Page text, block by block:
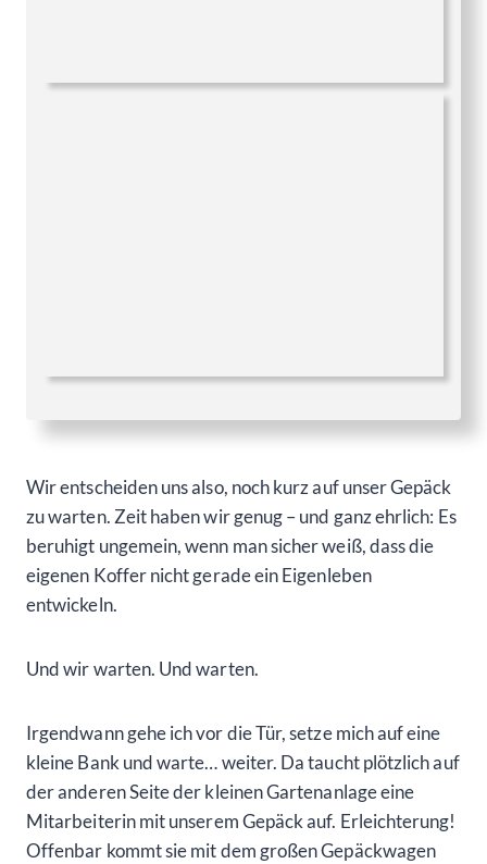
Wir entscheiden uns also, noch kurz auf unser Gepäck
zu warten. Zeit haben wir genug – und ganz ehrlich: Es
beruhigt ungemein, wenn man sicher weiß, dass die
eigenen Koffer nicht gerade ein Eigenleben
entwickeln.
Und wir warten. Und warten.
Irgendwann gehe ich vor die Tür, setze mich auf eine
kleine Bank und warte… weiter. Da taucht plötzlich auf
der anderen Seite der kleinen Gartenanlage eine
Mitarbeiterin mit unserem Gepäck auf. Erleichterung!
Offenbar kommt sie mit dem großen Gepäckwagen